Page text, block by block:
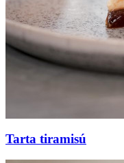
Tarta tiramisú